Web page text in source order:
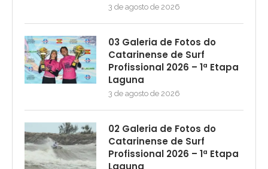
3 de agosto de 2026
03 Galeria de Fotos do
Catarinense de Surf
Profissional 2026 – 1ª Etapa
Laguna
3 de agosto de 2026
02 Galeria de Fotos do
Catarinense de Surf
Profissional 2026 – 1ª Etapa
Laguna